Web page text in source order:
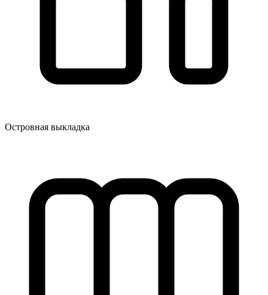
Островная выкладка